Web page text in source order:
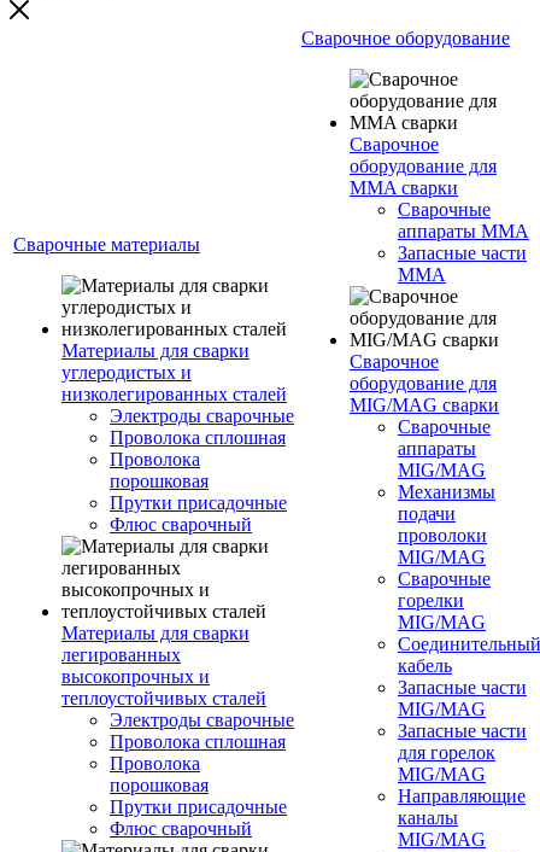
Сварочные материалы
Материалы для сварки
углеродистых и
низколегированных сталей
Электроды сварочные
Проволока сплошная
Проволока
порошковая
Прутки присадочные
Флюс сварочный
Материалы для сварки
легированных
высокопрочных и
теплоустойчивых сталей
Электроды сварочные
Проволока сплошная
Проволока
порошковая
Прутки присадочные
Флюс сварочный
Сварочное оборудование
Сварочное
оборудование для
MMA сварки
Сварочные
аппараты MMA
Запасные части
MMA
Сварочное
оборудование для
MIG/MAG сварки
Сварочные
аппараты
MIG/MAG
Механизмы
подачи
проволоки
MIG/MAG
Сварочные
горелки
MIG/MAG
Соединительный
кабель
Запасные части
MIG/MAG
Запасные части
для горелок
MIG/MAG
Направляющие
каналы
MIG/MAG